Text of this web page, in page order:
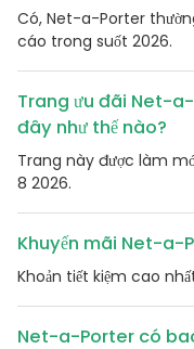
Có, Net-a-Porter
cáo trong suốt 2026.
Trang ưu đãi Net-
đây như thế nào?
Trang này được làm
8 2026.
Khuyến mãi Net-a-
Khoản tiết kiệm cao
Net-a-Porter có